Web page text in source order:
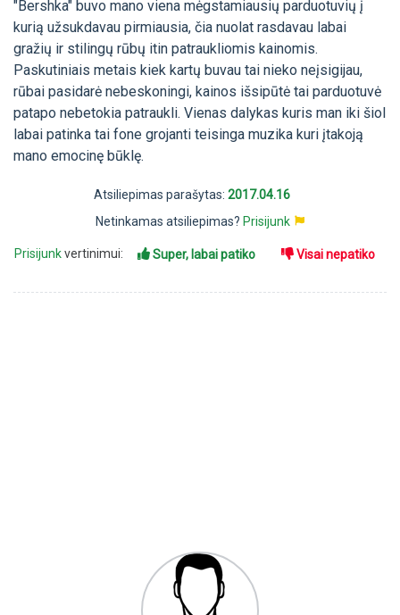
"Bershka" buvo mano viena mėgstamiausių parduotuvių į
kurią užsukdavau pirmiausia, čia nuolat rasdavau labai
gražių ir stilingų rūbų itin patraukliomis kainomis.
Paskutiniais metais kiek kartų buvau tai nieko neįsigijau,
rūbai pasidarė nebeskoningi, kainos išsipūtė tai parduotuvė
patapo nebetokia patraukli. Vienas dalykas kuris man iki šiol
labai patinka tai fone grojanti teisinga muzika kuri įtakoją
mano emocinę būklę.
Atsiliepimas parašytas: 2017.04.16
Netinkamas atsiliepimas? Prisijunk
Prisijunkvertinimui: Super, labai patiko Visai nepatiko